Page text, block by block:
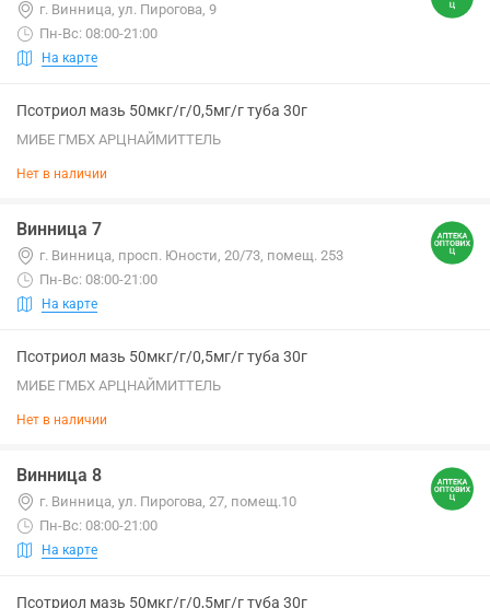
г. Винница, ул. Пирогова, 9
Пн-Вс: 08:00-21:00
На карте
Псотриол мазь 50мкг/г/0,5мг/г туба 30г
МИБЕ ГМБХ АРЦНАЙМИТТЕЛЬ
Нет в наличии
Винница 7
г. Винница, просп. Юности, 20/73, помещ. 253
Пн-Вс: 08:00-21:00
На карте
Псотриол мазь 50мкг/г/0,5мг/г туба 30г
МИБЕ ГМБХ АРЦНАЙМИТТЕЛЬ
Нет в наличии
Винница 8
г. Винница, ул. Пирогова, 27, помещ.10
Пн-Вс: 08:00-21:00
На карте
Псотриол мазь 50мкг/г/0,5мг/г туба 30г